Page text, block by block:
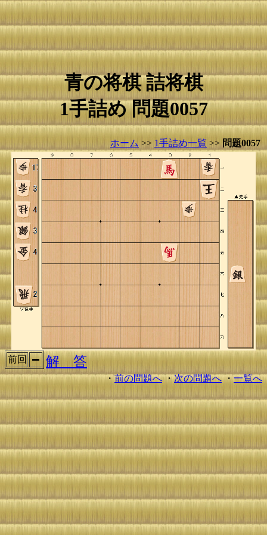
青の将棋 詰将棋
1手詰め 問題0057
ホーム >> 1手詰め一覧 >> 問題0057
前回 解 答
・前の問題へ・次の問題へ・一覧へ